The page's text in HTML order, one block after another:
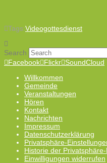
Tags:Videogottesdienst
Search
Facebook Flickr SoundCloud
Willkommen
Gemeinde
Veranstaltungen
Hören
Kontakt
Nachrichten
Impressum
Datenschutzerklärung
Privatsphäre-
Historie der
Einwilligungen widerrufen